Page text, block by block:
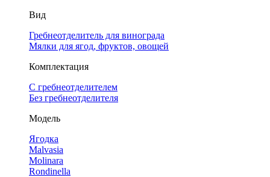
Вид
Гребнеотделитель для винограда
Мялки для ягод, фруктов, овощей
Комплектация
С гребнеотделителем
Без гребнеотделителя
Модель
Ягодка
Malvasia
Molinara
Rondinella